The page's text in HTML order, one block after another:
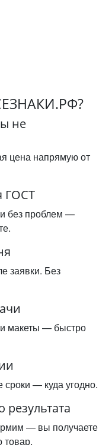
не
цена напрямую от
ГОСТ
без проблем —
заявки. Без
макеты — быстро
— куда угодно.
— вы получаете
товар.